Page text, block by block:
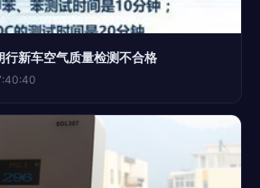
行新车空气质量检测不合格